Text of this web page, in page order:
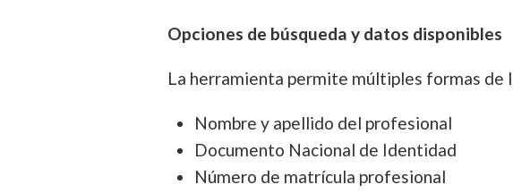
Opciones de búsqueda y datos disponibles
La herramienta permite múltiples formas de
Nombre y apellido del profesional
Documento Nacional de Identidad
Número de matrícula profesional